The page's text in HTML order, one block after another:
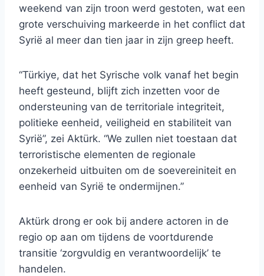
weekend van zijn troon werd gestoten, wat een
grote verschuiving markeerde in het conflict dat
Syrië al meer dan tien jaar in zijn greep heeft.
“Türkiye, dat het Syrische volk vanaf het begin
heeft gesteund, blijft zich inzetten voor de
ondersteuning van de territoriale integriteit,
politieke eenheid, veiligheid en stabiliteit van
Syrië”, zei Aktürk. “We zullen niet toestaan ​​dat
terroristische elementen de regionale
onzekerheid uitbuiten om de soevereiniteit en
eenheid van Syrië te ondermijnen.”
Aktürk drong er ook bij andere actoren in de
regio op aan om tijdens de voortdurende
transitie ‘zorgvuldig en verantwoordelijk’ te
handelen.